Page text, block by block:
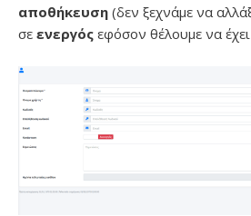
αποθήκευση (δεν ξεχνάμε να
σε ενεργός εφόσον θέλουμε να